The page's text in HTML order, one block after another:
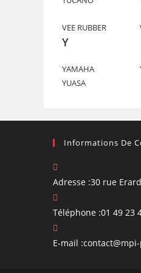
VEE RUBBER
Y
YAMAHA
YUASA
Informations De
Adresse :30 rue
Téléphone :01 49 23
E-mail :